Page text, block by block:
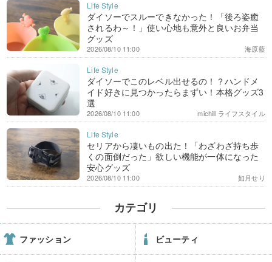
ダイソーでスルーできなかった！「後ろ姿癒
されるわ～！」使い心地も意外と良いお弁当
グッズ
海原藍
2026/08/10 11:00
ダイソーでこのレベル出せるの！？ハンドメ
イド好きに見つかったらまずい！本格グッズ3
選
michill ライフスタイル
2026/08/10 11:00
セリアから凄いもの出た！「わざわざ持ち歩
くの面倒だった」欲しい機能が一体になった
安心グッズ
如月せり
2026/08/10 11:00
カテゴリ
ファッション ビューティ